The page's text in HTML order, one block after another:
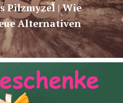
Pilzmyzel | Wie
Alternativen